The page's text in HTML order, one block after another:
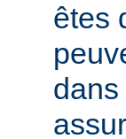
êtes